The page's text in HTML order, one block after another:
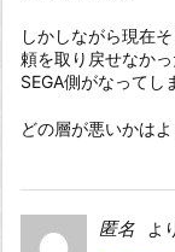
しかしながら現在
頼を取り戻せなか
SEGA側がなって
どの層が悪いかは
匿名
よ